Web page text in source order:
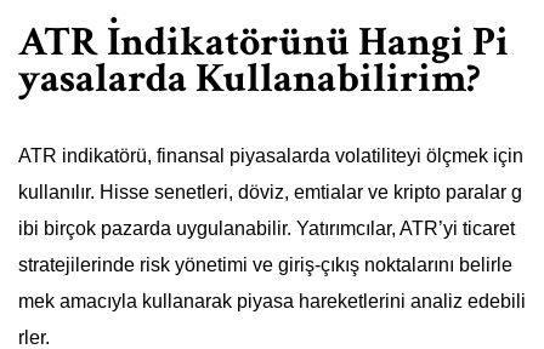
ATR İndikatörünü Hangi Pi
yasalarda Kullanabilirim?
ATR indikatörü, finansal piyasalarda volatiliteyi ölçmek için
kullanılır. Hisse senetleri, döviz, emtialar ve kripto paralar g
ibi birçok pazarda uygulanabilir. Yatırımcılar, ATR’yi ticaret
stratejilerinde risk yönetimi ve giriş-çıkış noktalarını belirle
mek amacıyla kullanarak piyasa hareketlerini analiz edebili
rler.